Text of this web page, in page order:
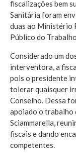
fiscalizações bem
Sanitária foram
duas ao Ministério
Público do
Considerado um
interventora, a
pois o presidente
tolerar quaisquer
Conselho. Dessa
apoiado o trabalho
Sciammarella,
fiscais e dando
competentes.